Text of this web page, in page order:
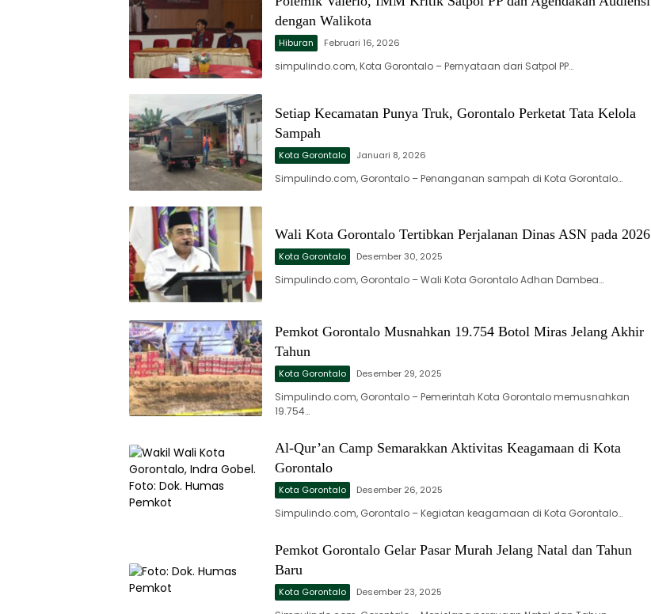
dengan Walikota
Hiburan Februari 16, 2026
simpulindo.com, Kota Gorontalo – Pernyataan dari Satpol PP…
Setiap Kecamatan Punya Truk, Gorontalo Perketat Tata Kelola
Sampah
Kota Gorontalo Januari 8, 2026
Simpulindo.com, Gorontalo – Penanganan sampah di Kota Gorontalo…
Wali Kota Gorontalo Tertibkan Perjalanan Dinas ASN pada 2026
Kota Gorontalo Desember 30, 2025
Simpulindo.com, Gorontalo – Wali Kota Gorontalo Adhan Dambea…
Pemkot Gorontalo Musnahkan 19.754 Botol Miras Jelang Akhir
Tahun
Kota Gorontalo Desember 29, 2025
Simpulindo.com, Gorontalo – Pemerintah Kota Gorontalo memusnahkan
19.754…
Al-Qur’an Camp Semarakkan Aktivitas Keagamaan di Kota
Gorontalo
Kota Gorontalo Desember 26, 2025
Simpulindo.com, Gorontalo – Kegiatan keagamaan di Kota Gorontalo…
Pemkot Gorontalo Gelar Pasar Murah Jelang Natal dan Tahun
Baru
Kota Gorontalo Desember 23, 2025